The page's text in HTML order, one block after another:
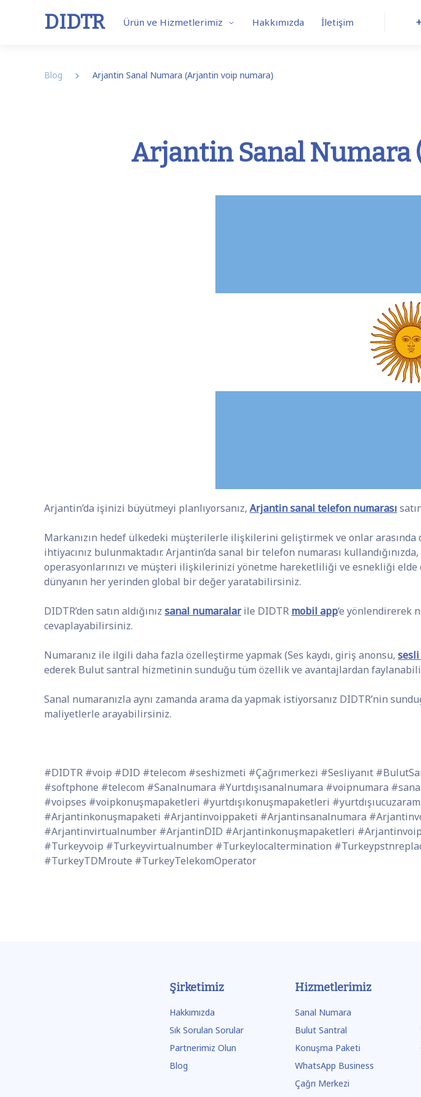
DIDTR Ürün ve Hizmetlerimiz Hakkımızda İletişim
Our Softphone SIM
Blog Arjantin Sanal Numara (Arjantin voip numara)
Arjantin Sanal
Arjantin’da işinizi büyütmeyi planlıyorsanız, Arjantin sanal telefon numarası
Markanızın hedef ülkedeki müşterilerle ilişkilerini geliştirmek ve onlar
ihtiyacınız bulunmaktadır. Arjantin’da sanal bir telefon numarası
operasyonlarınızı ve müşteri ilişkilerinizi yönetme hareketliliği ve esnekliği
dünyanın her yerinden global bir değer yaratabilirsiniz.
DIDTR’den satın aldığınız sanal numaralarile DIDTR mobil app‘e yönlendirerek
cevaplayabilirsiniz.
Numaranız ile ilgili daha fazla özelleştirme yapmak (Ses kaydı, giriş anonsu, sesli
ederek Bulut santral hizmetinin sunduğu tüm özellik ve avantajlardan
Sanal numaranızla aynı zamanda arama da yapmak istiyorsanız DIDTR’nin
maliyetlerle arayabilirsiniz.
#DIDTR #voip #DID #telecom #seshizmeti #Çağrımerkezi #Sesliyanıt
#softphone #telecom #Sanalnumara #Yurtdışısanalnumara #voipnumara
#voipses #voipkonuşmapaketleri #yurtdışıkonuşmapaketleri
#Arjantinkonuşmapaketi #Arjantinvoippaketi #Arjantinsanalnumara
#Arjantinvirtualnumber #ArjantinDID #Arjantinkonuşmapaketleri
#Turkeyvoip #Turkeyvirtualnumber #Turkeylocaltermination
#TurkeyTDMroute #TurkeyTelekomOperator
Şirketimiz
Hakkımızda
Sık Sorulan Sorular
Partnerimiz Olun
Blog
Hizmetlerimiz
Sanal Numara
Bulut Santral
Konuşma Paketi
WhatsApp Business
Çağrı Merkezi